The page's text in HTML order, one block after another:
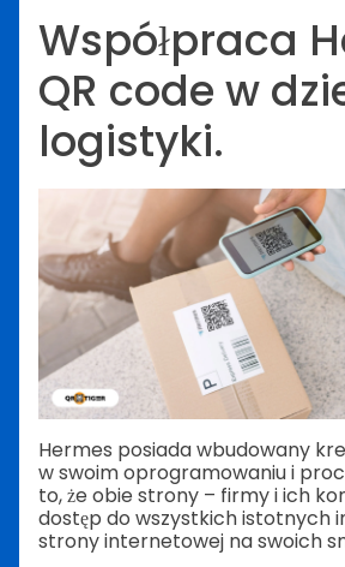
Współpraca
QR code w
logistyki.
Hermes posiada wbudowany
w swoim oprogramowaniu i
to, że obie strony – firmy i ich
dostęp do wszystkich istotnych
strony internetowej na swoich